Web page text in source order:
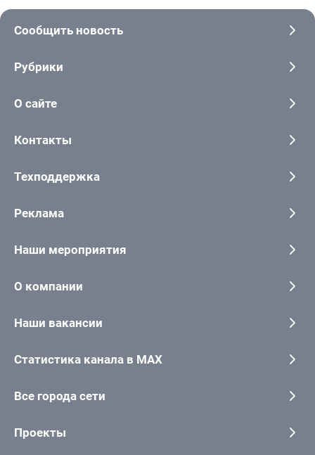
Сообщить новость
Рубрики
О сайте
Контакты
Техподдержка
Реклама
Наши мероприятия
О компании
Наши вакансии
Статистика канала в MAX
Все города сети
Проекты